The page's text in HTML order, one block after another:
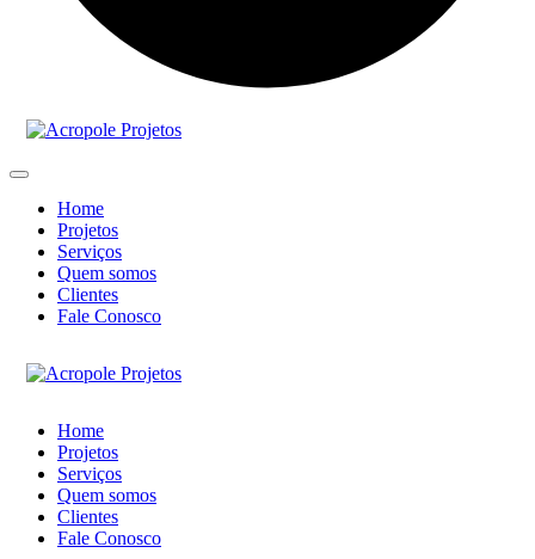
Home
Projetos
Serviços
Quem somos
Clientes
Fale Conosco
Home
Projetos
Serviços
Quem somos
Clientes
Fale Conosco